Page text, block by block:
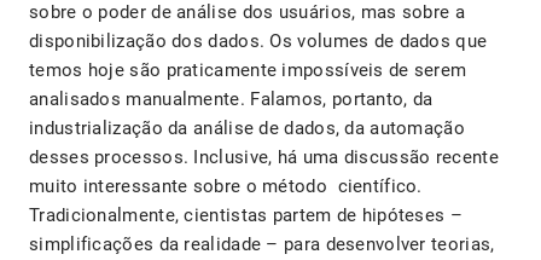
sobre o poder de análise dos usuários, mas sobre a
disponibilização dos dados. Os volumes de dados que
temos hoje são praticamente impossíveis de serem
analisados manualmente. Falamos, portanto, da
industrialização da análise de dados, da automação
desses processos. Inclusive, há uma discussão recente
muito interessante sobre o método científico.
Tradicionalmente, cientistas partem de hipóteses –
simplificações da realidade – para desenvolver teorias,